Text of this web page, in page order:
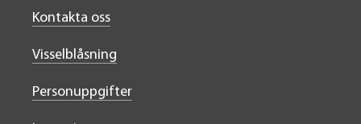
Kontakta oss
Visselblåsning
Personuppgifter